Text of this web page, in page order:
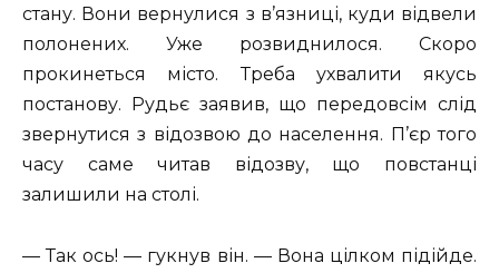
стану. Вони вернулися з в’язниці, куди відвели
полонених. Уже розвиднилося. Скоро
прокинеться місто. Треба ухвалити якусь
постанову. Рудьє заявив, що передовсім слід
звернутися з відозвою до населення. П’єр того
часу саме читав відозву, що повстанці
залишили на столі.
— Так ось! — гукнув він. — Вона цілком підійде.